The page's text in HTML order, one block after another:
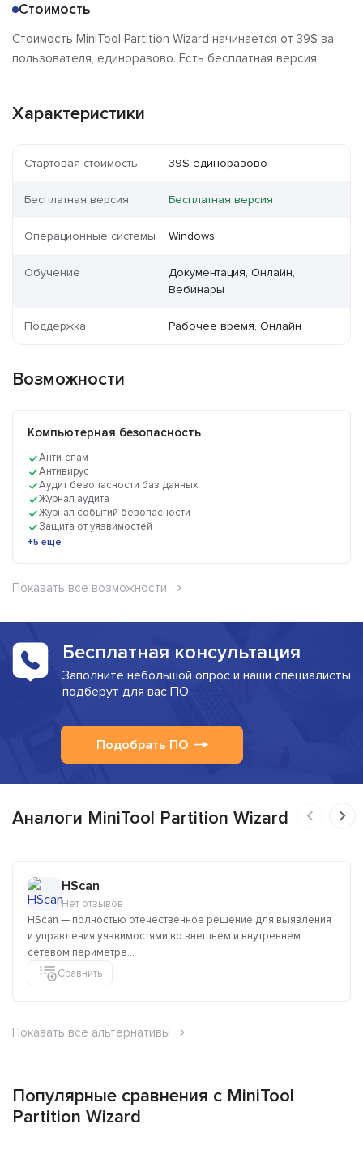
Стоимость
Стоимость MiniTool Partition Wizard начинается от 39$ за
пользователя, единоразово. Есть бесплатная версия.
Характеристики
Стартовая стоимость 39$ единоразово
Бесплатная версия Бесплатная версия
Операционные системы Windows
Обучение
Документация, Онлайн,
Вебинары
Поддержка Рабочее время, Онлайн
Возможности
Компьютерная безопасность
Анти-спам
Антивирус
Аудит безопасности баз данных
Журнал аудита
Журнал событий безопасности
Защита от уязвимостей
+5 ещё
Показать все возможности
Бесплатная консультация
Заполните небольшой опрос и наши специалисты
подберут для вас ПО
Подобрать ПО
Аналоги MiniTool Partition Wizard
HScan
Нет отзывов
HScan — полностью отечественное решение для выявления
и управления уязвимостями во внешнем и внутреннем
сетевом периметре...
Сравнить
Показать все альтернативы
Популярные сравнения с MiniTool
Partition Wizard